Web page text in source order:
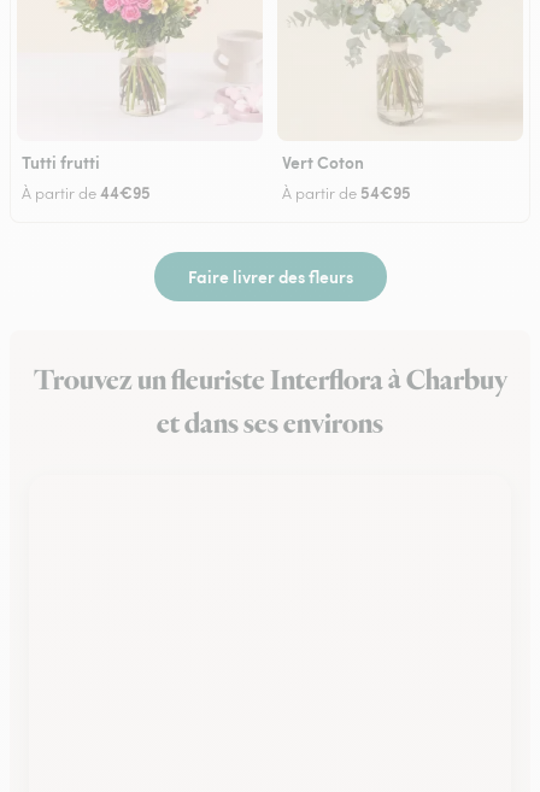
Tutti frutti
À partir de44€95
Vert Coton
À partir de 54€95
Faire livrer des fleurs
Trouvez un fleuriste Interflora à Charbuy
et dans ses environs